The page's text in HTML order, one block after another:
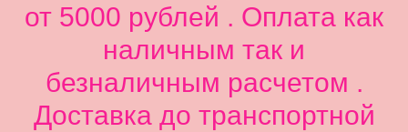
от 5000 рублей . Оплата как
наличным так и
безналичным расчетом .
Доставка до транспортной